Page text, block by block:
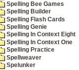
Spelling Bee Games
Spelling Builder
Spelling Flash Cards
Spelling Genie
Spelling In Context Eight
Spelling In Context One
Spelling Practice
Spellweaver
Spelunker